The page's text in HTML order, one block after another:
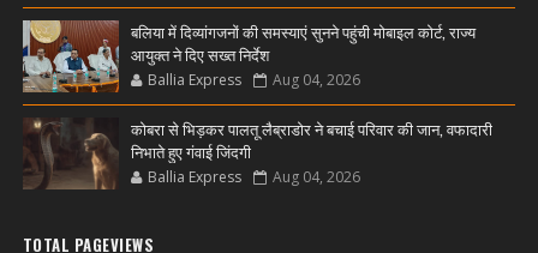
बलिया में दिव्यांगजनों की समस्याएं सुनने पहुंची मोबाइल कोर्ट, राज्य
आयुक्त ने दिए सख्त निर्देश
Ballia Express Aug 04, 2026
कोबरा से भिड़कर पालतू लैब्राडोर ने बचाई परिवार की जान, वफादारी
निभाते हुए गंवाई जिंदगी
Ballia Express Aug 04, 2026
TOTAL PAGEVIEWS